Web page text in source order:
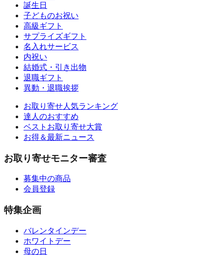
誕生日
子どものお祝い
高級ギフト
サプライズギフト
名入れサービス
内祝い
結婚式・引き出物
退職ギフト
異動・退職挨拶
お取り寄せ人気ランキング
達人のおすすめ
ベストお取り寄せ大賞
お得＆最新ニュース
お取り寄せモニター審査
募集中の商品
会員登録
特集企画
バレンタインデー
ホワイトデー
母の日